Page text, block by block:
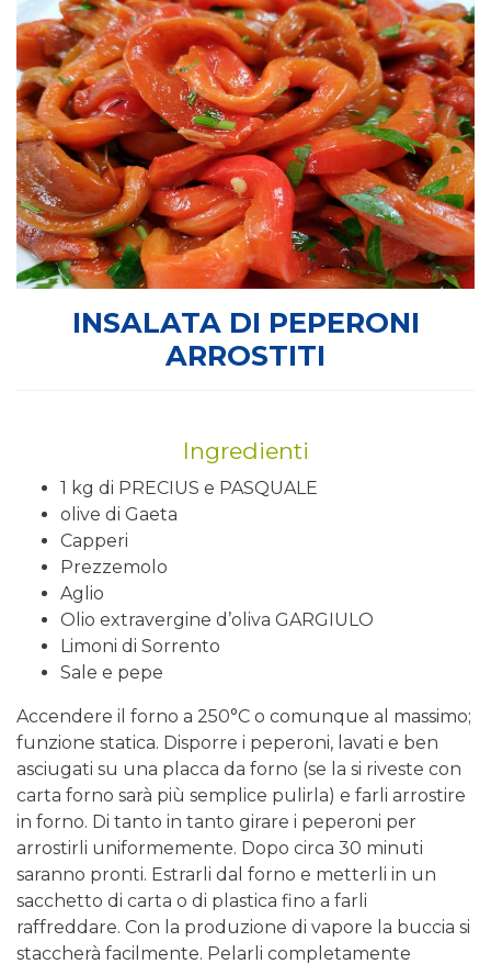
INSALATA DI PEPERONI
ARROSTITI
Ingredienti
1 kg di PRECIUS e PASQUALE
olive di Gaeta
Capperi
Prezzemolo
Aglio
Olio extravergine d’oliva GARGIULO
Limoni di Sorrento
Sale e pepe
Accendere il forno a 250°C o comunque al massimo;
funzione statica. Disporre i peperoni, lavati e ben
asciugati su una placca da forno (se la si riveste con
carta forno sarà più semplice pulirla) e farli arrostire
in forno. Di tanto in tanto girare i peperoni per
arrostirli uniformemente. Dopo circa 30 minuti
saranno pronti. Estrarli dal forno e metterli in un
sacchetto di carta o di plastica fino a farli
raffreddare. Con la produzione di vapore la buccia si
staccherà facilmente. Pelarli completamente